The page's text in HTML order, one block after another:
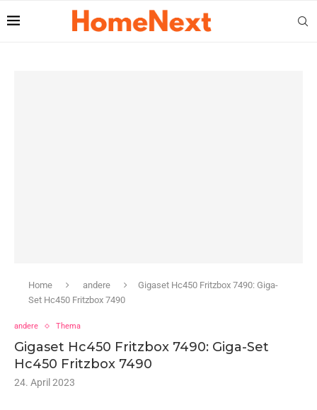
Home andere
Gigaset Hc450 Fritzbox 7490: Giga-
Set Hc450 Fritzbox 7490
andere Thema
Gigaset Hc450 Fritzbox 7490: Giga-Set
Hc450 Fritzbox 7490
24. April 2023